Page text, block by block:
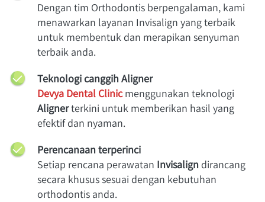
Dengan tim Orthodontis berpengalaman, kami
menawarkan layanan Invisalign yang terbaik
untuk membentuk dan merapikan senyuman
terbaik anda.
Teknologi canggih Aligner
Devya Dental Clinic
Aligner terkini untuk memberikan hasil yang
efektif dan nyaman.
Perencanaan terperinci
Setiap rencana perawatan Invisalign dirancang
secara khusus sesuai dengan kebutuhan
orthodontis anda.